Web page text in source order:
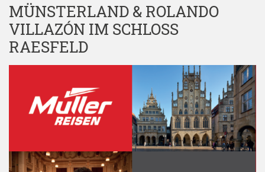
MÜNSTERLAND & ROLANDO
VILLAZÓN IM SCHLOSS
RAESFELD